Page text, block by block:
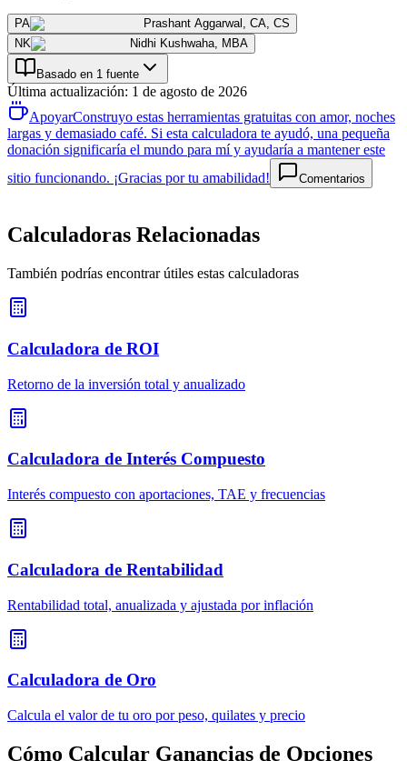
PA Prashant Aggarwal , CA, CS
NK
Nidhi Kushwaha, MBA
Basado en 1 fuente
Última actualización: 1 de agosto de 2026
ApoyarConstruyo estas herramientas gratuitas con amor, noches
largas y demasiado café. Si esta calculadora te ayudó, una pequeña
donación significaría el mundo para mí y ayudaría a mantener este
sitio funcionando. ¡Gracias por tu amabilidad!
Comentarios
Calculadoras Relacionadas
También podrías encontrar útiles estas calculadoras
Calculadora de ROI
Retorno de la inversión total y anualizado
Calculadora de Interés Compuesto
Interés compuesto con aportaciones, TAE y frecuencias
Calculadora de Rentabilidad
Rentabilidad total, anualizada y ajustada por inflación
Calculadora de Oro
Calcula el valor de tu oro por peso, quilates y precio
Cómo Calcular Ganancias de Opciones